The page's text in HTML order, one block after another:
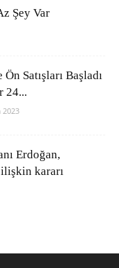
Şey Var
Satışları Başladı
24...
2023
Erdoğan,
ilişkin kararı